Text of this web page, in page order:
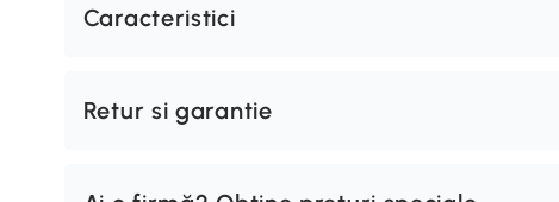
Caracteristici
Retur si garantie